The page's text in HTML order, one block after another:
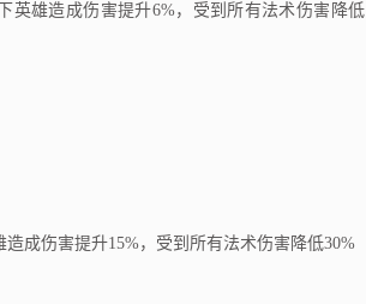
雄造成伤害提升6%，受到所有法术伤害降低
成伤害提升15%，受到所有法术伤害降低30%